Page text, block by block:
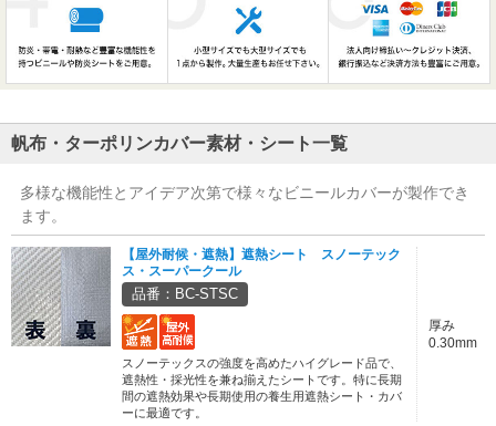
帆布・ターポリンカバー素材・シート一覧
多様な機能性とアイデア次第で様々なビニールカバーが製作でき
ます。
【屋外耐候・遮熱】遮熱シート スノーテック
ス・スーパークール
品番：BC-STSC
スノーテックスの強度を高めたハイグレード品で、
遮熱性・採光性を兼ね揃えたシートです。特に長期
間の遮熱効果や長期使用の養生用遮熱シート・カバ
ーに最適です。
厚み
0.30mm